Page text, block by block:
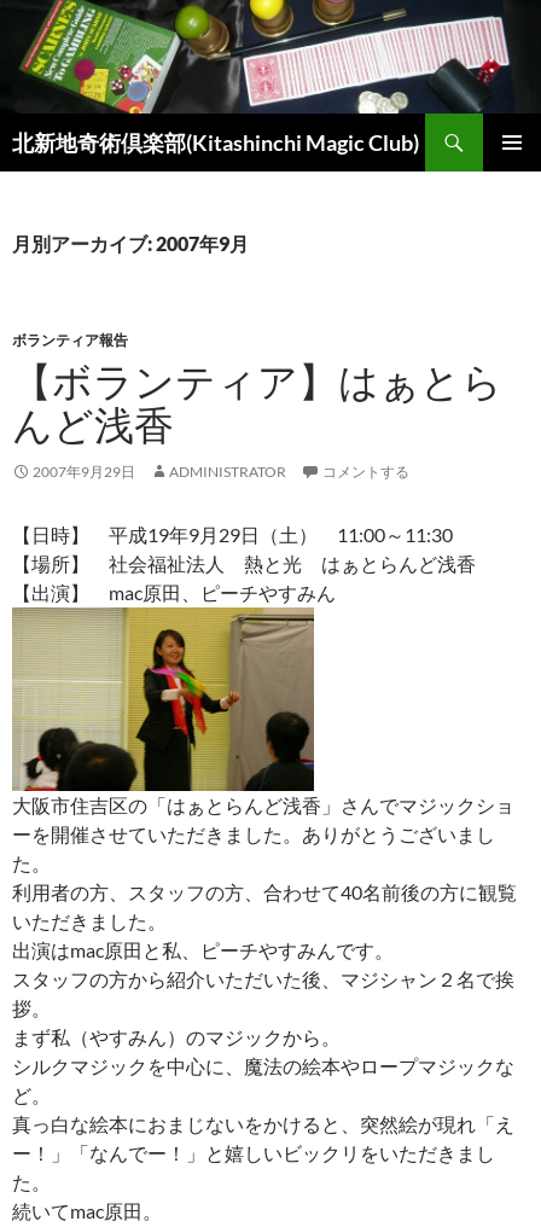
へ
ッ
北新地奇術倶楽部(Kitashinchi Magic Club)
検
索
月別アーカイブ: 2007年9月
ボランティア報告
【ボランティア】はぁとら
んど浅香
2007年9月29日 ADMINISTRATOR コメントする
【日時】 平成19年9月29日（土） 11:00～11:30
【場所】 社会福祉法人 熱と光 はぁとらんど浅香
【出演】 mac原田、ピーチやすみん
大阪市住吉区の「はぁとらんど浅香」さんでマジックショ
ーを開催させていただきました。ありがとうございまし
た。
利用者の方、スタッフの方、合わせて40名前後の方に観覧
いただきました。
出演はmac原田と私、ピーチやすみんです。
スタッフの方から紹介いただいた後、マジシャン２名で挨
拶。
まず私（やすみん）のマジックから。
シルクマジックを中心に、魔法の絵本やロープマジックな
ど。
真っ白な絵本におまじないをかけると、突然絵が現れ「え
ー！」「なんでー！」と嬉しいビックリをいただきまし
た。
続いてmac原田。